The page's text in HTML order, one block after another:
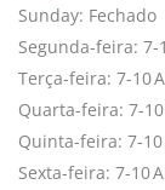
Sunday: Fechado
Segunda-feira: 7-
Terça-feira: 7-10
Quarta-feira: 7-10
Quinta-feira: 7-10
Sexta-feira: 7-10